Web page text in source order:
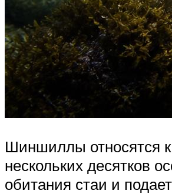
Шиншиллы относятся
нескольких десятков
обитания стаи и